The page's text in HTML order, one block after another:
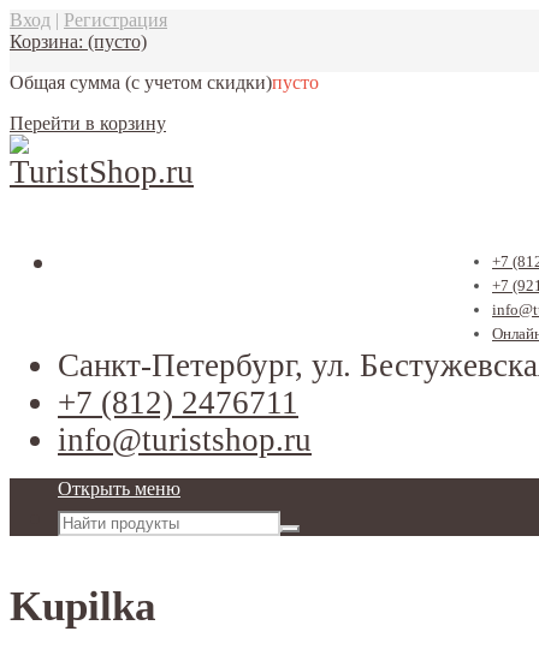
Вход | Регистрация
Корзина: (пусто)
Общая сумма (с учетом скидки)пусто
Перейти в корзину
+7
+7
Санкт-Петербург, ул.
+7 (812) 2476711
info@turistshop.ru
Открыть меню
Kupilka